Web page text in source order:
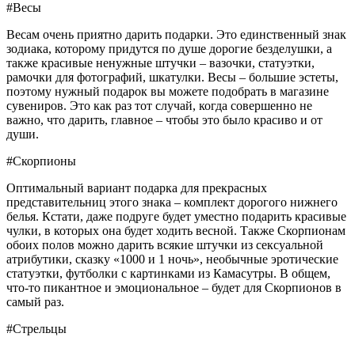
#Весы
Весам очень приятно дарить подарки. Это единственный знак
зодиака, которому придутся по душе дорогие безделушки, а
также красивые ненужные штучки – вазочки, статуэтки,
рамочки для фотографий, шкатулки. Весы – большие эстеты,
поэтому нужный подарок вы можете подобрать в магазине
сувениров. Это как раз тот случай, когда совершенно не
важно, что дарить, главное – чтобы это было красиво и от
души.
#Скорпионы
Оптимальный вариант подарка для прекрасных
представительниц этого знака – комплект дорогого нижнего
белья. Кстати, даже подруге будет уместно подарить красивые
чулки, в которых она будет ходить весной. Также Скорпионам
обоих полов можно дарить всякие штучки из сексуальной
атрибутики, сказку «1000 и 1 ночь», необычные эротические
статуэтки, футболки с картинками из Камасутры. В общем,
что-то пикантное и эмоциональное – будет для Скорпионов в
самый раз.
#Стрельцы